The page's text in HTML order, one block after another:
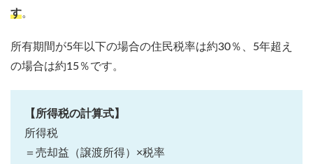
す。
所有期間が5年以下の場合の住民税率は約30％、5年超え
の場合は約15％です。
【所得税の計算式】
所得税
＝売却益（譲渡所得）×税率